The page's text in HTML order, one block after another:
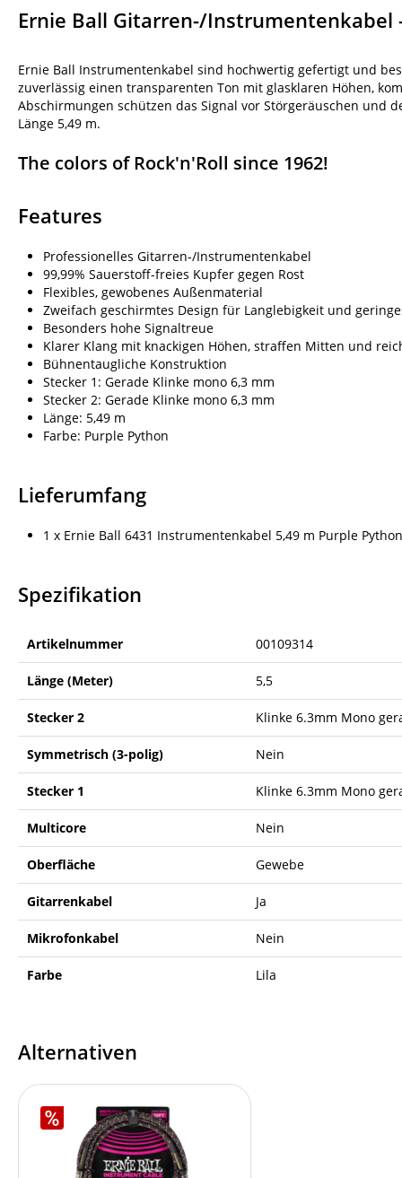
Ernie Ball Gitarren-/Instrumentenkabel
Ernie Ball Instrumentenkabel sind hochwertig gefertigt und
zuverlässig einen transparenten Ton mit glasklaren Höhen,
Abschirmungen schützen das Signal vor Störgeräuschen und
Länge 5,49 m.
The colors of Rock'n'Roll since 1962!
Features
Professionelles Gitarren-/Instrumentenkabel
99,99% Sauerstoff-freies Kupfer gegen Rost
Flexibles, gewobenes Außenmaterial
Zweifach geschirmtes Design für Langlebigkeit und
Besonders hohe Signaltreue
Klarer Klang mit knackigen Höhen, straffen Mitten und
Bühnentaugliche Konstruktion
Stecker 1: Gerade Klinke mono 6,3 mm
Stecker 2: Gerade Klinke mono 6,3 mm
Länge: 5,49 m
Farbe: Purple Python
Lieferumfang
1 x Ernie Ball 6431 Instrumentenkabel 5,49 m Purple Python
Spezifikation
Artikelnummer 00109314
Länge (Meter) 5,5
Stecker 2 Klinke 6.3mm Mono
Symmetrisch (3-polig) Nein
Stecker 1 Klinke 6.3mm Mono
Multicore Nein
Oberfläche Gewebe
Gitarrenkabel Ja
Mikrofonkabel Nein
Farbe Lila
Alternativen